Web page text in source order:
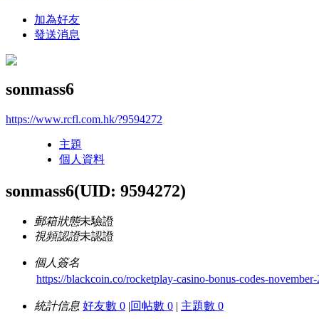
加為好友
發送消息
sonmass6
https://www.rcfl.com.hk/?9594272
主題
個人資料
sonmass6(UID: 9594272)
郵箱狀態未驗證
視頻認證未認證
個人簽名
https://blackcoin.co/rocketplay-casino-bonus-codes-
統計信息 好友數 0 |回帖數 0 | 主題數 0